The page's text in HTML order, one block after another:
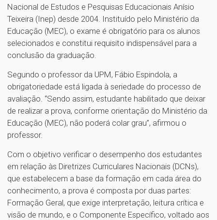
Nacional de Estudos e Pesquisas Educacionais Anísio
Teixeira (Inep) desde 2004. Instituído pelo Ministério da
Educação (MEC), o exame é obrigatório para os alunos
selecionados e constitui requisito indispensável para a
conclusão da graduação.
Segundo o professor da UPM, Fábio Espindola, a
obrigatoriedade está ligada à seriedade do processo de
avaliação. “Sendo assim, estudante habilitado que deixar
de realizar a prova, conforme orientação do Ministério da
Educação (MEC), não poderá colar grau”, afirmou o
professor.
Com o objetivo verificar o desempenho dos estudantes
em relação às Diretrizes Curriculares Nacionais (DCNs),
que estabelecem a base da formação em cada área do
conhecimento, a prova é composta por duas partes:
Formação Geral, que exige interpretação, leitura crítica e
visão de mundo, e o Componente Específico, voltado aos